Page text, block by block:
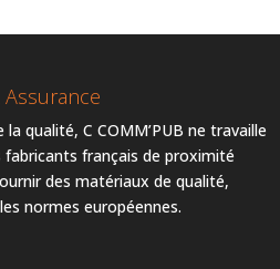
la qualité, C COMM’PUB ne travaille
fabricants français de proximité
des matériaux de qualité,
normes européennes.